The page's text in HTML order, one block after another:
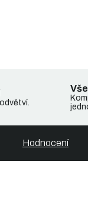
Hodnocení